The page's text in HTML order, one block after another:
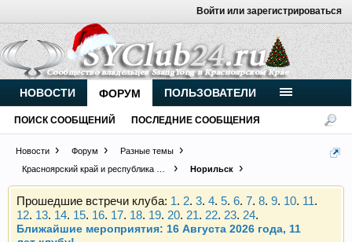
Войти или зарегистрироваться
Новости Форум
Разные темы
Красноярский край и республика Хакасия Норильск
Внимание, новые участники нашего клуба!
Основное общение происходит вTelegram-чате.
Присоединяйтесь.
Чип-тюнинг (прошивка) дизелей от
Vahmurka
Прошедшие встречи клуба: 1. 2. 3. 4. 5. 6. 7. 8. 9. 10. 11.
12. 13. 14. 15. 16. 17. 18. 19. 20. 21. 22. 23. 24.
Ближайшие мероприятия: 16 Августа 2026 года, 11
НОВОСТИ ФОРУМ
ПОИСК СООБЩЕНИЙ ПОСЛЕДНИЕ СООБЩЕНИЯ
ПОЛЬЗОВАТЕЛИ